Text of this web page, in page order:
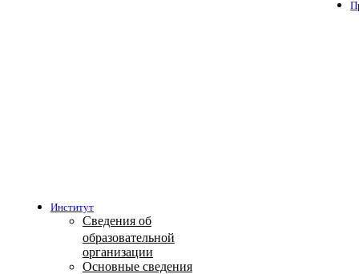
Институт
Сведения об
образовательной
организации
Основные сведения